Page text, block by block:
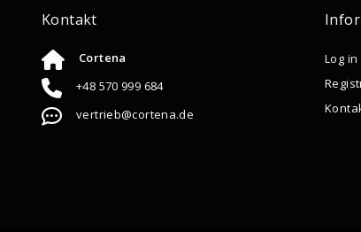
Kontakt
Cortena
+48 570 999 684
vertrieb@cortena.de
Log in